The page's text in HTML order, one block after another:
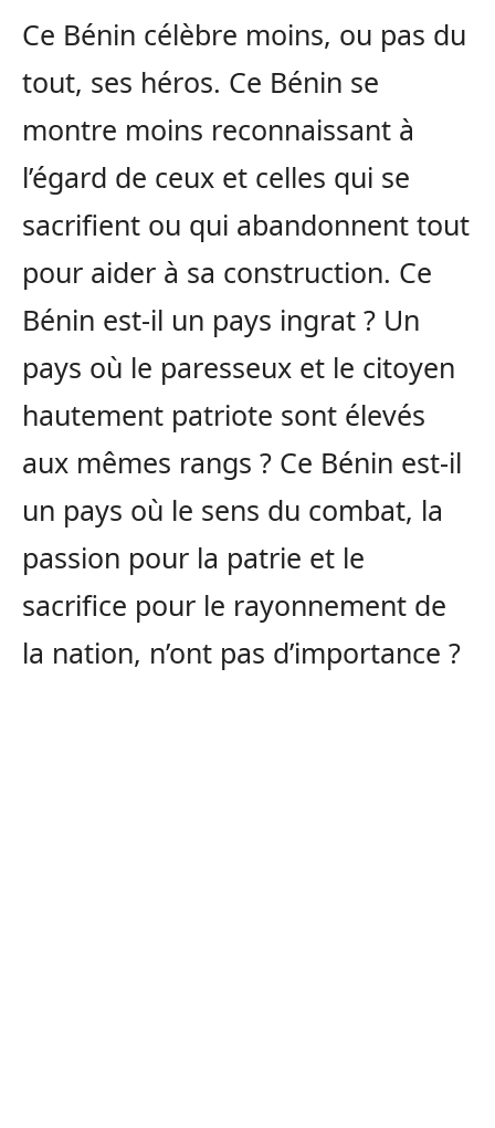
Ce Bénin célèbre moins, ou pas du
tout, ses héros. Ce Bénin se
montre moins reconnaissant à
l’égard de ceux et celles qui se
sacrifient ou qui abandonnent tout
pour aider à sa construction. Ce
Bénin est-il un pays ingrat ? Un
pays où le paresseux et le citoyen
hautement patriote sont élevés
aux mêmes rangs ? Ce Bénin est-il
un pays où le sens du combat, la
passion pour la patrie et le
sacrifice pour le rayonnement de
la nation, n’ont pas d’importance ?